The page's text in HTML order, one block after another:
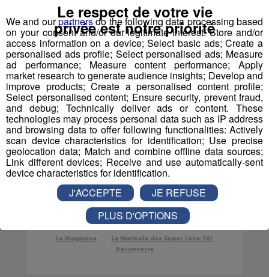
Testé Approuvé | Faites
de la voltige en
parapente avec Jessica !
Le Magazine
La Matinale des Super Lève-Tôt
Découverte
We and ourpartnersdo the following data processing based
on your consent and/or our legitimate interest: Store and/or
access information on a device; Select basic ads; Create a
personalised ads profile; Select personalised ads; Measure
ad performance; Measure content performance; Apply
market research to generate audience insights; Develop and
improve products; Create a personalised content profile;
Select personalised content; Ensure security, prevent fraud,
and debug; Technically deliver ads or content. These
technologies may process personal data such as IP address
and browsing data to offer following functionalities: Actively
scan device characteristics for identification; Use precise
geolocation data; Match and combine offline data sources;
Link different devices; Receive and use automatically-sent
device characteristics for identification.
Le respect de votre vie
privée est notre priorité
J'ACCEPTE
JE REFUSE
PLUS D'OPTIONS